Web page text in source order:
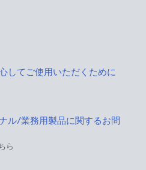
してご使用いただくために
ル/業務用製品に関するお問
ら